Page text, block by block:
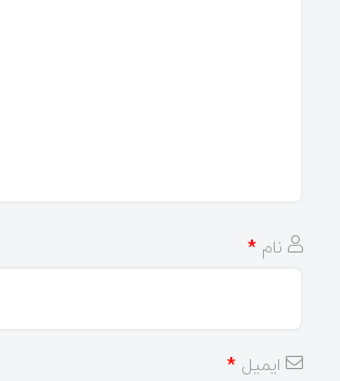
نام *
ایمیل *